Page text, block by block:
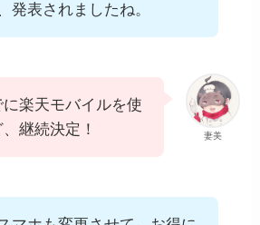
発表されましたね。
妻美
楽天モバイルを使
継続決定！